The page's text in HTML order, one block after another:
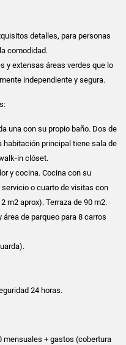
detalles, para personas
comodidad.
y extensas áreas verdes que lo
independiente y segura.
una con su propio baño. Dos de
habitación principal tiene sala de
in clóset.
y cocina. Cocina con su
o cuarto de visitas con
m2 aprox). Terraza de 90 m2.
de parqueo para 8 carros
24 horas.
mensuales + gastos (cobertura